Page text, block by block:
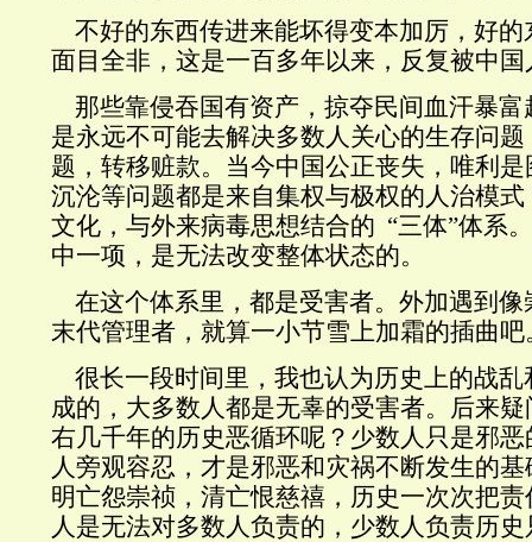
不好的东西传进来能坏得变本加厉，好的
面目全非，这是一百多年以来，反复被中
那些靠侵吞国有资产，掠夺民间血汗暴富
是永远不可能去解决多数人关心的生存问
题，转移赃款。当今中国公正丧失，唯利
沉沦等问题都是来自集权与极权的人治模
文化，与外来病毒思想结合的 “三体”体系
中一项，是无法改变整体状态的。
在这个体系里，都是受害者。外加遇到像
末代管理者，就算一小节雪上加霜的插曲吧
很长一段时间里，我也认为历史上的战乱
成的，大多数人都是无辜的受害者。后来
右几千年的历史恶循环呢？少数人只是邪
人旁观容忍，才是邪恶和灾祸不断发生的
明亡怨崇祯，清亡恨慈禧，历史一次次把
人是无法对多数人负责的，少数人负责历